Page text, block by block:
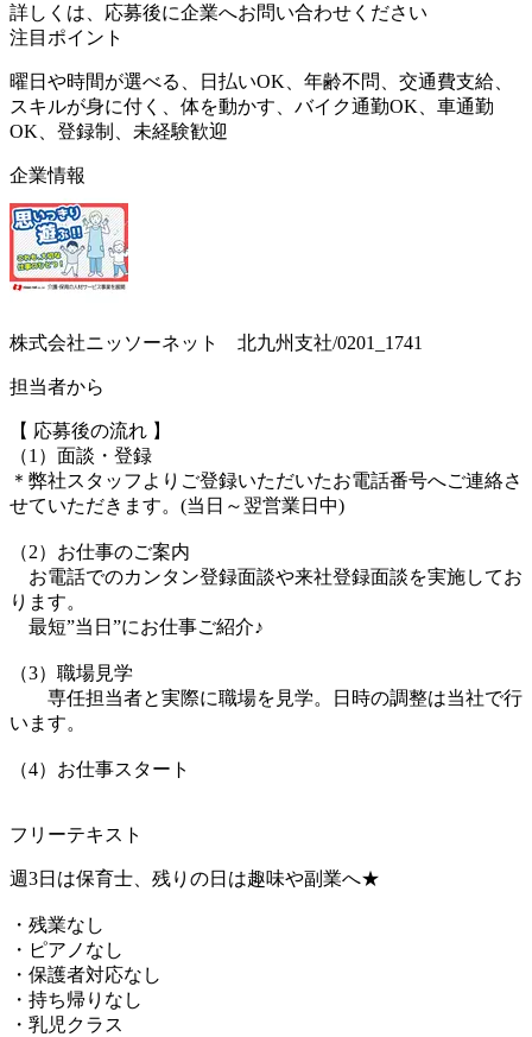
詳しくは、応募後に企業へお問い合わせください
注目ポイント
曜日や時間が選べる、日払いOK、年齢不問、交通費支給、
スキルが身に付く、体を動かす、バイク通勤OK、車通勤
OK、登録制、未経験歓迎
企業情報
株式会社ニッソーネット 北九州支社/0201_1741
担当者から
【 応募後の流れ 】
（1）面談・登録
＊弊社スタッフよりご登録いただいたお電話番号へご連絡さ
せていただきます。(当日～翌営業日中)
（2）お仕事のご案内
お電話でのカンタン登録面談や来社登録面談を実施してお
ります。
最短”当日”にお仕事ご紹介♪
（3）職場見学
専任担当者と実際に職場を見学。日時の調整は当社で行
います。
（4）お仕事スタート
フリーテキスト
週3日は保育士、残りの日は趣味や副業へ★
・残業なし
・ピアノなし
・保護者対応なし
・持ち帰りなし
・乳児クラス